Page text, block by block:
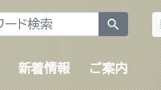
search
新着情報 ご案内